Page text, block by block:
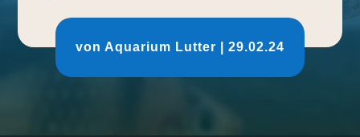
von Aquarium Lutter 29.02.24